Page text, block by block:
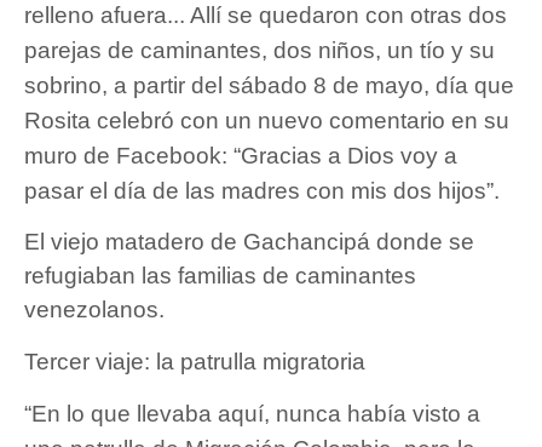
relleno afuera... Allí se quedaron con otras dos
parejas de caminantes, dos niños, un tío y su
sobrino, a partir del sábado 8 de mayo, día que
Rosita celebró con un nuevo comentario en su
muro de Facebook: “Gracias a Dios voy a
pasar el día de las madres con mis dos hijos”.
El viejo matadero de Gachancipá donde se
refugiaban las familias de caminantes
venezolanos.
Tercer viaje: la patrulla migratoria
“En lo que llevaba aquí, nunca había visto a